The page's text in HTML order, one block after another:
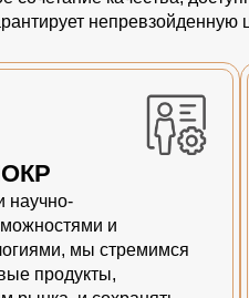
непревзойденную
научно-
и
мы стремимся
продукты,